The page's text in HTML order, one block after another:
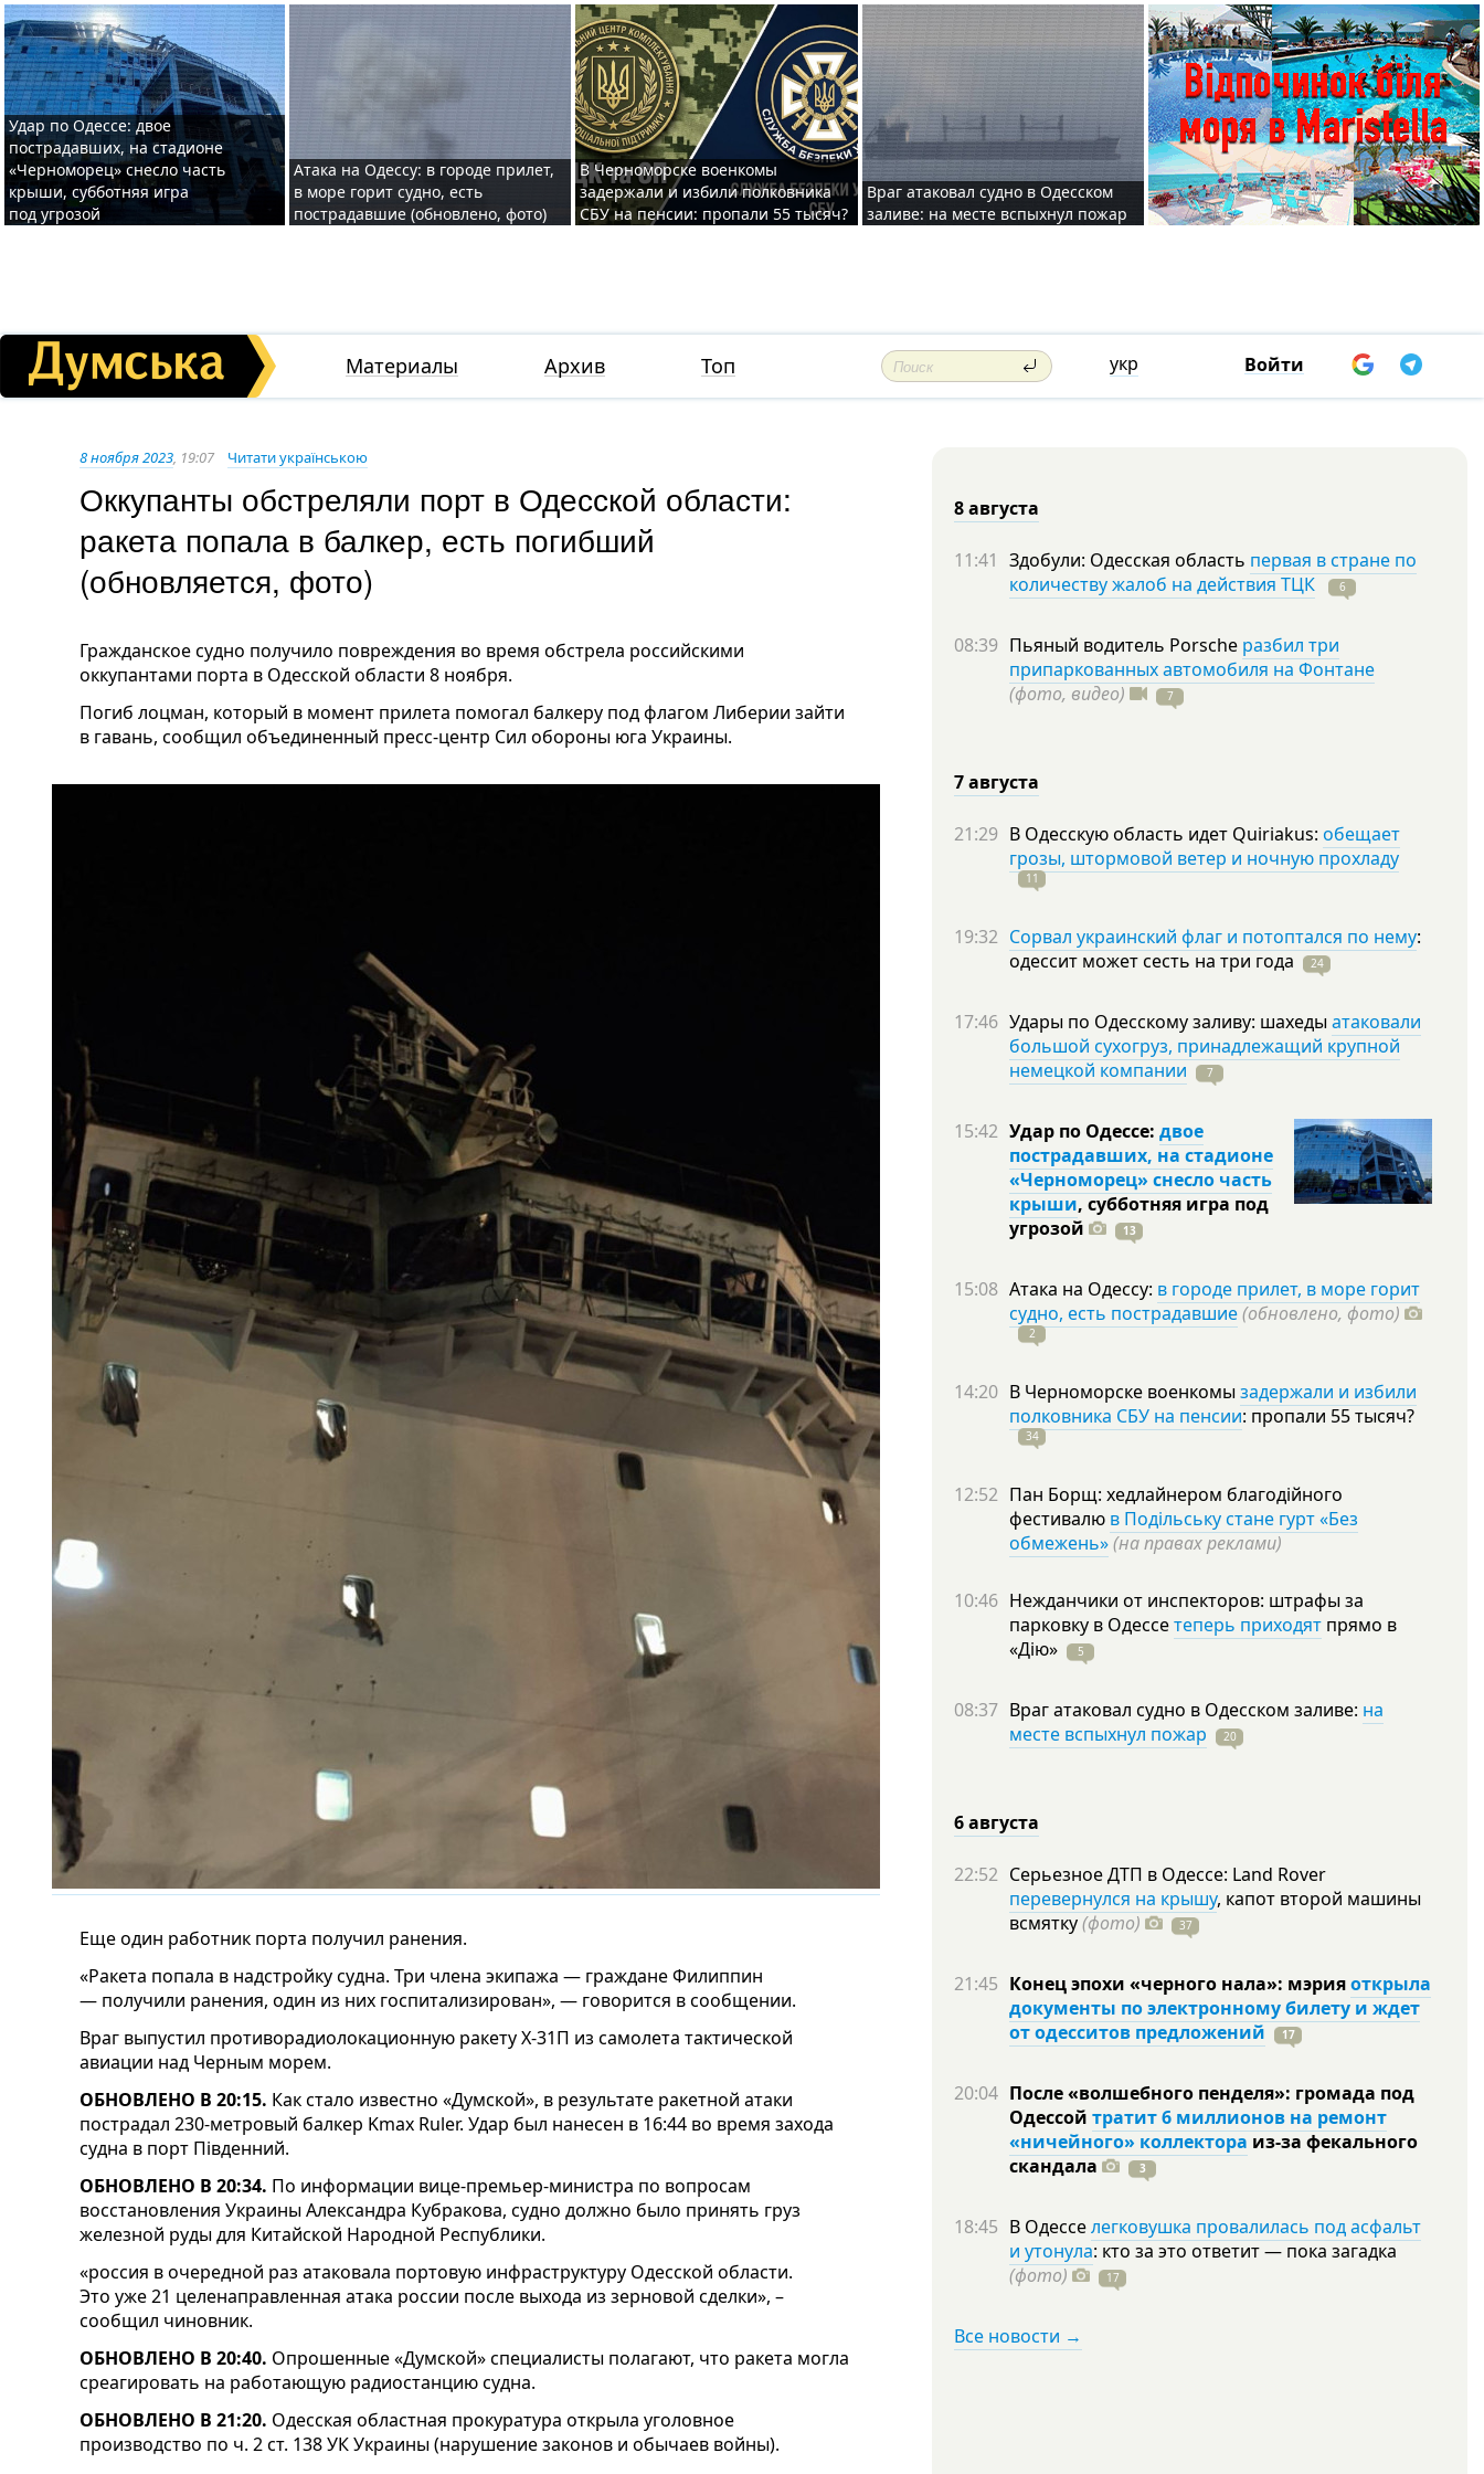
Удар по Одессе: двое
пострадавших, на стадионе
«Черноморец» снесло часть
крыши, субботняя игра
под угрозой
Атака на Одессу: в городе прилет,
в море горит судно, есть
пострадавшие (обновлено, фото)
В Черноморске военкомы
задержали и избили полковника
СБУ на пенсии: пропали 55 тысяч?
Враг атаковал судно в Одесском
заливе: на месте вспыхнул пожар
Материалы Архив Топ укр Войти
8 ноября 2023, 19:07 Читати українською
Оккупанты обстреляли порт в Одесской области:
ракета попала в балкер, есть погибший
(обновляется, фото)
Гражданское судно получило повреждения во время обстрела российскими
оккупантами порта в Одесской области 8 ноября.
Погиб лоцман, который в момент прилета помогал балкеру под флагом Либерии зайти
в гавань, сообщил объединенный пресс-центр Сил обороны юга Украины.
Еще один работник порта получил ранения.
«Ракета попала в надстройку судна. Три члена экипажа — граждане Филиппин
— получили ранения, один из них госпитализирован», — говорится в сообщении.
Враг выпустил противорадиолокационную ракету Х-31П из самолета тактической
авиации над Черным морем.
ОБНОВЛЕНО В 20:15. Как стало известно «Думской», в результате ракетной атаки
пострадал 230-метровый балкер Kmax Ruler. Удар был нанесен в 16:44 во время захода
судна в порт Південний.
ОБНОВЛЕНО В 20:34. По информации вице-премьер-министра по вопросам
восстановления Украины Александра Кубракова, судно должно было принять груз
железной руды для Китайской Народной Республики.
«россия в очередной раз атаковала портовую инфраструктуру Одесской области.
Это уже 21 целенаправленная атака россии после выхода из зерновой сделки», –
сообщил чиновник.
ОБНОВЛЕНО В 20:40. Опрошенные «Думской» специалисты полагают, что ракета могла
среагировать на работающую радиостанцию судна.
ОБНОВЛЕНО В 21:20. Одесская областная прокуратура открыла уголовное
производство по ч. 2 ст. 138 УК Украины (нарушение законов и обычаев войны).
8 августа
11:41 Здобули: Одесская область первая в стране по
количеству жалоб на действия ТЦК
6
08:39 Пьяный водитель Porsche разбил три
припаркованных автомобиля на Фонтане
(фото, видео)
7
7 августа
21:29 В Одесскую область идет Quiriakus: обещает
грозы, штормовой ветер и ночную прохладу
11
19:32 Сорвал украинский флаг и потоптался по нему:
одессит может сесть на три года 24
17:46 Удары по Одесскому заливу: шахеды атаковали
большой сухогруз, принадлежащий крупной
немецкой компании
7
15:42 Удар по Одессе: двое
пострадавших, на стадионе
«Черноморец» снесло часть
крыши, субботняя игра под
угрозой
13
15:08 Атака на Одессу: в городе прилет, в море горит
судно, есть пострадавшие(обновлено, фото)
2
14:20 В Черноморске военкомы задержали и избили
полковника СБУ на пенсии: пропали 55тысяч?
34
12:52 Пан Борщ: хедлайнером благодійного
фестивалю в Подільську стане гурт «Без
обмежень»(на правах реклами)
10:46 Нежданчики от инспекторов: штрафы за
парковку в Одессетеперь приходят прямо в
«Дію»
5
08:37 Враг атаковал судно в Одесском заливе: на
месте вспыхнул пожар
20
6 августа
22:52 Серьезное ДТП в Одессе: Land Rover
перевернулся на крышу, капот второй машины
всмятку(фото) 37
21:45 Конец эпохи «черного нала»: мэрияоткрыла
документы по электронному билету и ждет
от одесситов предложений
17
20:04 После «волшебного пенделя»: громада под
Одессой тратит 6 миллионов на ремонт
«ничейного» коллектора из-за фекального
скандала
3
18:45 В Одесселегковушка провалилась под асфальт
и утонула: кто за это ответит — пока загадка
(фото)
17
Все новости →